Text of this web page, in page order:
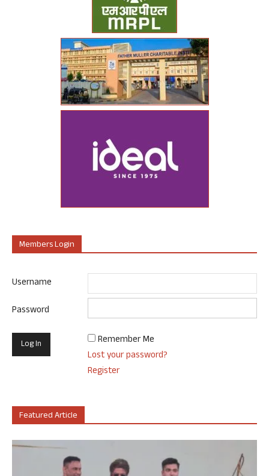
Members Login
Username
Password
Remember Me
Lost your password?
Register
Featured Article